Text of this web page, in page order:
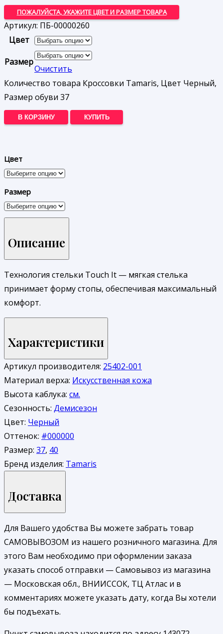
ПОЖАЛУЙСТА, УКАЖИТЕ ЦВЕТ И РАЗМЕР ТОВАРА
Артикул: ПБ-00000260
Цвет
Размер
Очистить
Количество товара Кроссовки Tamaris, Цвет Черный,
Размер обуви 37
В КОРЗИНУ КУПИТЬ
Цвет
Размер
Описание
Технология стельки Touch It — мягкая стелька
принимает форму стопы, обеспечивая максимальный
комфорт.
Характеристики
Артикул производителя: 25402-001
Материал верха: Искусственная кожа
Высота каблука: см.
Сезонность: Демисезон
Цвет: Черный
Оттенок: #000000
Размер: 37, 40
Бренд изделия: Tamaris
Доставка
Для Вашего удобства Вы можете забрать товар
САМОВЫВОЗОМ из нашего розничного магазина. Для
этого Вам необходимо при оформлении заказа
указать способ отправки — Самовывоз из магазина
— Московская обл., ВНИИССОК, ТЦ Атлас и в
комментариях можете указать дату, когда Вы хотели
бы подъехать.